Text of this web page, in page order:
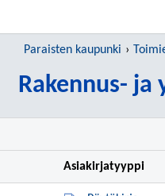
Paraisten kaupunki
Rakennus-
Asiakirjatyyppi